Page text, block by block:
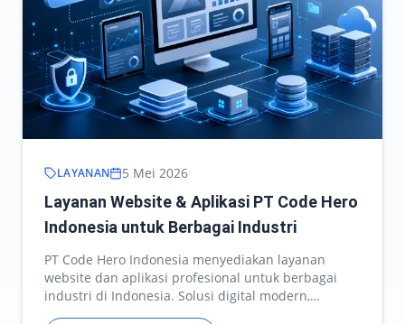
LAYANAN 5 Mei 2026
Layanan Website & Aplikasi PT Code Hero
Indonesia untuk Berbagai Industri
PT Code Hero Indonesia menyediakan layanan
website dan aplikasi profesional untuk berbagai
industri di Indonesia. Solusi digital modern,